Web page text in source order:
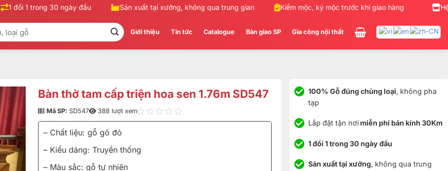
1 đổi 1 trong 30 ngày đầu Sản xuất tại xưởng, không qua trung gian Kiểm mộc, ký mộc trước khi giao hàng Nhận
Giới thiệu Tin tức Catalogue Bàn giao SP Gia công nội thất
100% Gỗ đúng chủng loại, không pha
tạp
Lắp đặt tận nơimiễn phí bán kính 30Km
1 đổi 1 trong 30 ngày đầu
Sản xuất tại xưởng, không qua trung
Bàn thờ tam cấp triện hoa sen 1.76m SD547
Mã SP: SD547 388 lượt xem
– Chất liệu: gỗ gõ đỏ
– Kiểu dáng: Truyền thống
– Màu sắc: gỗ tự nhiên